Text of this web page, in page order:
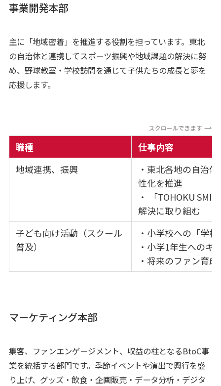
事業開発本部
主に「地域密着」を推進する役割を担っています。東北
の自治体と連携してスポーツ振興や地域課題の解決に努
め、野球教室・学校訪問を通じて子供たちの成長と夢を
応援します。
スクロールできます
職種
仕事内容
地域連携、振興
・東北各地の自治
性化を推進
・ 「TOHOKU
解決に取り組む
子ども向け活動（スクール
普及）
・小学校への「学
・小学1年生へのキ
・将来のファン育
マーケティング本部
集客、ファンエンゲージメント、収益の柱となるBtoC事
業を統括する部門です。季節イベントや演出で興行を盛
り上げ、グッズ・飲食・企画販売・データ分析・デジタ